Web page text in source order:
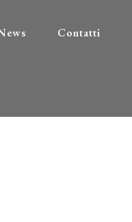
Contatti